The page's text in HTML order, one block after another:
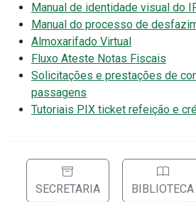
Manual de identidade visual do
Manual do processo de
Almoxarifado Virtual
Fluxo Ateste Notas Fiscais
Solicitações e prestações de
passagens
Tutoriais PIX ticket refeição e
SECRETARIA BIBLIOTECA